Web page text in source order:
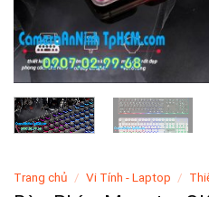
Trang chủ / Vi Tính - Laptop /